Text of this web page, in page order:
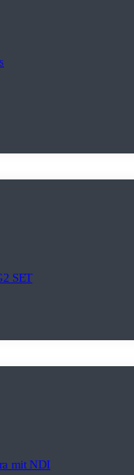
SET
mit NDI